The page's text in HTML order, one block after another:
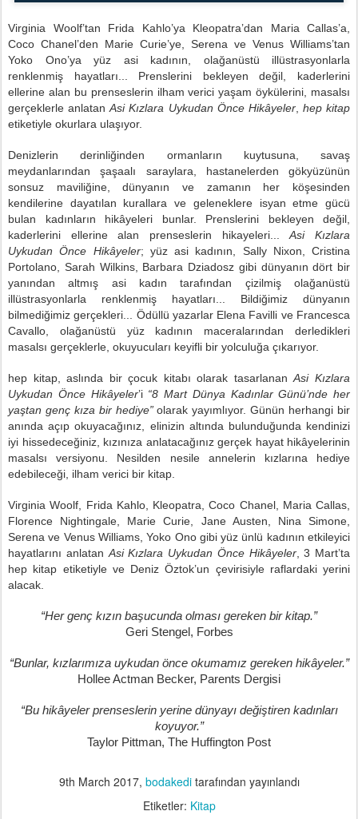
Virginia Woolf’tan Frida Kahlo’ya Kleopatra’dan Maria Callas’a,
Coco Chanel’den Marie Curie’ye, Serena ve Venus Williams’tan
Yoko Ono’ya yüz asi kadının, olağanüstü illüstrasyonlarla
renklenmiş hayatları... Prenslerini bekleyen değil, kaderlerini
ellerine alan bu prenseslerin ilham verici yaşam öykülerini, masalsı
gerçeklerle anlatanAsi Kızlara Uykudan Önce Hikâyeler, hep kitap
etiketiyle okurlara ulaşıyor.
Denizlerin derinliğinden ormanların kuytusuna, savaş
meydanlarından şaşaalı saraylara, hastanelerden gökyüzünün
sonsuz maviliğine, dünyanın ve zamanın her köşesinden
kendilerine dayatılan kurallara ve geleneklere isyan etme gücü
bulan kadınların hikâyeleri bunlar. Prenslerini bekleyen değil,
kaderlerini ellerine alan prenseslerin hikayeleri...Asi Kızlara
Uykudan Önce Hikâyeler; yüz asi kadının, Sally Nixon, Cristina
Portolano, Sarah Wilkins, Barbara Dziadosz gibi dünyanın dört bir
yanından altmış asi kadın tarafından çizilmiş olağanüstü
illüstrasyonlarla renklenmiş hayatları... Bildiğimiz dünyanın
bilmediğimiz gerçekleri... Ödüllü yazarlar Elena Favilli ve Francesca
Cavallo, olağanüstü yüz kadının maceralarından derledikleri
masalsı gerçeklerle, okuyucuları keyifli bir yolculuğa çıkarıyor.
hep kitap, aslında bir çocuk kitabı olarak tasarlananAsi Kızlara
Uykudan Önce Hikâyeler’i “8 Mart Dünya Kadınlar Günü’nde her
yaştan genç kıza bir hediye”olarak yayımlıyor. Günün herhangi bir
anında açıp okuyacağınız, elinizin altında bulunduğunda kendinizi
iyi hissedeceğiniz, kızınıza anlatacağınız gerçek hayat hikâyelerinin
masalsı versiyonu. Nesilden nesile annelerin kızlarına hediye
edebileceği, ilham verici bir kitap.
Virginia Woolf, Frida Kahlo, Kleopatra, Coco Chanel, Maria Callas,
Florence Nightingale, Marie Curie, Jane Austen, Nina Simone,
Serena ve Venus Williams, Yoko Ono gibi yüz ünlü kadının etkileyici
hayatlarını anlatan Asi Kızlara Uykudan Önce Hikâyeler, 3 Mart’ta
hep kitap etiketiyle ve Deniz Öztok’un çevirisiyle raflardaki yerini
alacak.
“Her genç kızın başucunda olması gereken bir kitap.”
Geri Stengel, Forbes
“Bunlar, kızlarımıza uykudan önce okumamız gereken hikâyeler.”
Hollee Actman Becker, Parents Dergisi
“Bu hikâyeler prenseslerin yerine dünyayı değiştiren kadınları
koyuyor.”
Taylor Pittman, The Huffington Post
9th March 2017, bodakeditarafından yayınlandı
Etiketler: Kitap